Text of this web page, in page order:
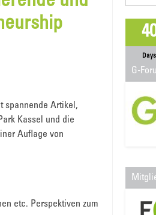
spannende Artikel,
Kassel und die
Auflage von
etc. Perspektiven zum
Days
G-